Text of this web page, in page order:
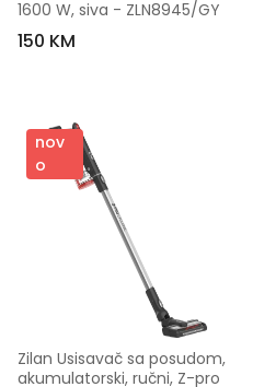
1600 W, siva - ZLN8945/GY
150 KM
nov
o
Zilan Usisavač sa posudom,
akumulatorski, ručni, Z-pro